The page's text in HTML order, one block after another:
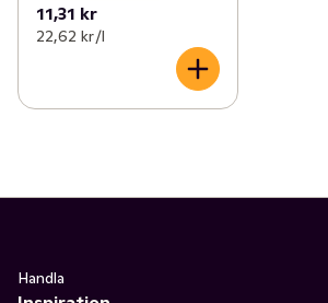
11,31 kr
22,62 kr /l
Handla